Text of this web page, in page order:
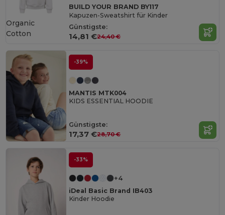
BUILD YOUR BRAND BY117
Kapuzen-Sweatshirt für Kinder
Günstigste:
14,81 €24,40 €
Organic
Cotton
-39%
MANTIS MTK004
KIDS ESSENTIAL HOODIE
Günstigste:
17,37 €28,70 €
-33%
+4
iDeal Basic Brand IB403
Kinder Hoodie